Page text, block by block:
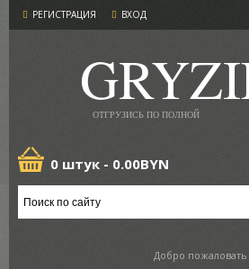
РЕГИСТРАЦИЯ ВХОД
ОТГРУЗИСЬ ПО ПОЛНОЙ
0 штук - 0.00BYN
Добро пожаловать